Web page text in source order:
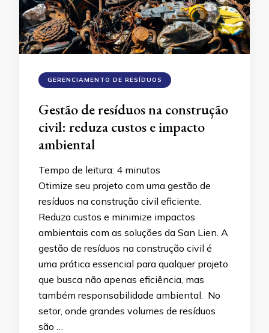
GERENCIAMENTO DE RESÍDUOS
Gestão de resíduos na construção
civil: reduza custos e impacto
ambiental
Tempo de leitura: 4 minutos
Otimize seu projeto com uma gestão de
resíduos na construção civil eficiente.
Reduza custos e minimize impactos
ambientais com as soluções da San Lien. A
gestão de resíduos na construção civil é
uma prática essencial para qualquer projeto
que busca não apenas eficiência, mas
também responsabilidade ambiental. No
setor, onde grandes volumes de resíduos
são …